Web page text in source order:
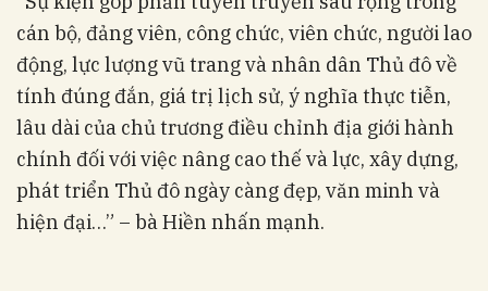
cán bộ, đảng viên, công chức, viên chức, người lao
động, lực lượng vũ trang và nhân dân Thủ đô về
tính đúng đắn, giá trị lịch sử, ý nghĩa thực tiễn,
lâu dài của chủ trương điều chỉnh địa giới hành
chính đối với việc nâng cao thế và lực, xây dựng,
phát triển Thủ đô ngày càng đẹp, văn minh và
hiện đại…” – bà Hiền nhấn mạnh.